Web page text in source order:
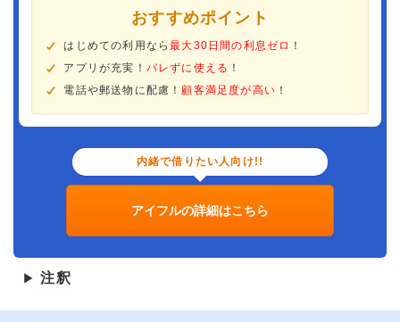
おすすめポイント
はじめての利用なら最大30日間の利息ゼロ ！
アプリが充実！ バレずに使える ！
電話や郵送物に配慮！顧客満足度が高い ！
内緒で借りたい人向け!!
アイフルの詳細はこちら
▶ 注釈